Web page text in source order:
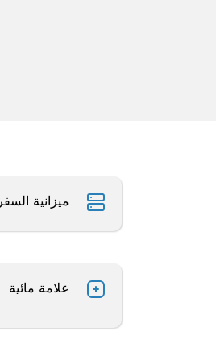
ميزانية السفر
علامة مائية